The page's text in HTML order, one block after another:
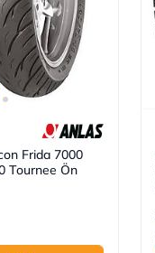
Frida 7000
Tournee Ön